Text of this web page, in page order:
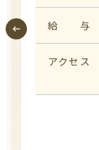
給 与
アクセス